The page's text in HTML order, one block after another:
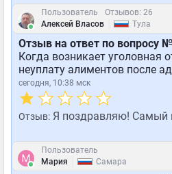
Пользователь
Отзывов: 26
Алексей Власов
Тула
Отзыв на ответ по вопросу
Когда возникает уголовная
неуплату алиментов после
сегодня, 10:38 мск
Отзыв: Я поздравляю! Самый
Пользователь
Мария
Самара